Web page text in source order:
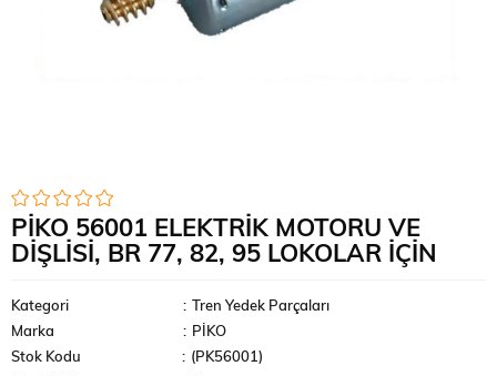
PIKO 56001 ELEKTRIK MOTORU VE
DIŞLISI, BR 77, 82, 95 LOKOLAR IÇIN
Kategori :
Tren Yedek Parçaları
Marka
: PİKO
Stok Kodu
(PK56001)